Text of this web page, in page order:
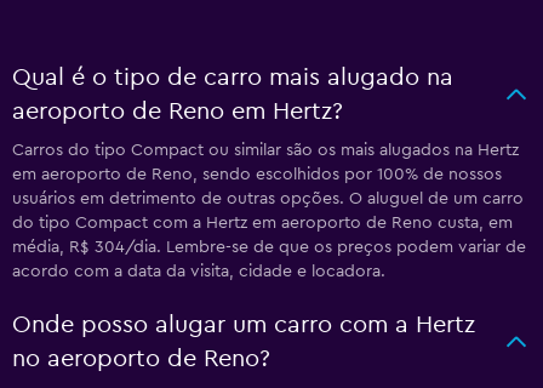
Qual é o tipo de carro mais alugado na
aeroporto de Reno em Hertz?
Carros do tipo Compact ou similar são os mais alugados na Hertz
em aeroporto de Reno, sendo escolhidos por 100% de nossos
usuários em detrimento de outras opções. O aluguel de um carro
do tipo Compact com a Hertz em aeroporto de Reno custa, em
média, R$ 304/dia. Lembre-se de que os preços podem variar de
acordo com a data da visita, cidade e locadora.
Onde posso alugar um carro com a Hertz
no aeroporto de Reno?